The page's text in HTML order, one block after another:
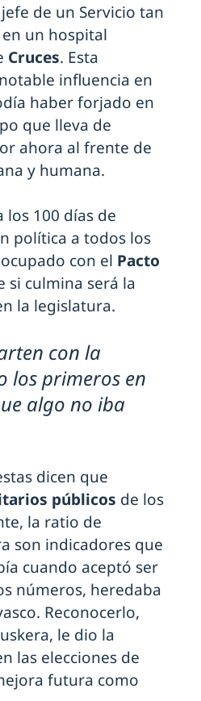
de un Servicio tan
en un hospital
Cruces. Esta
influencia en
haber forjado en
que lleva de
ahora al frente de
y humana.
los 100 días de
política a todos los
con el Pacto
si culmina será la
la legislatura.
con la
los primeros en
algo no iba
dicen que
públicos de los
la ratio de
son indicadores que
cuando aceptó ser
números, heredaba
Reconocerlo,
le dio la
las elecciones de
futura como